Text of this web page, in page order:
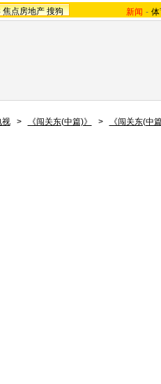
焦点房地产 搜狗 新闻 -
视 > 《闯关东(中篇)》 > 《闯关东(中